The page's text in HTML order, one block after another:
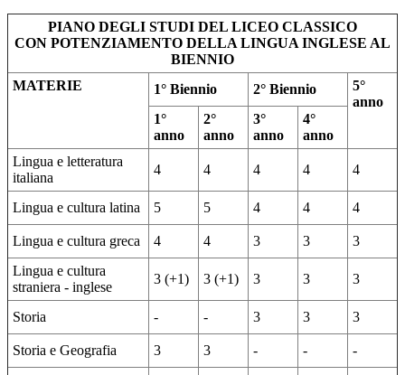
PIANO DEGLI STUDI DEL LICEO CLASSICO
CON POTENZIAMENTO DELLA LINGUA INGLESE AL
BIENNIO
MATERIE
1° Biennio 2° Biennio
5°
anno
1°
anno
2°
anno
3°
anno
4°
anno
Lingua e letteratura
italiana
4 4 4 4 4
Lingua e cultura latina 5 5 4 4 4
Lingua e cultura greca 4 4 3 3
3
Lingua e cultura
straniera - inglese
3 (+1) 3 (+1) 3 3 3
Storia - - 3 3 3
Storia e Geografia 3 3 - - -